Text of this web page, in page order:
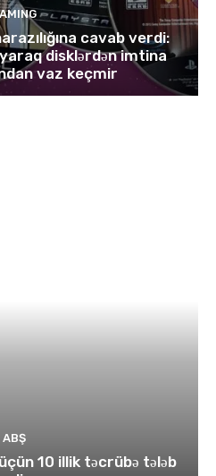
cavab verdi:
disklərdən imtina
vaz keçmir
ABŞ
10 illik təcrübə tələb